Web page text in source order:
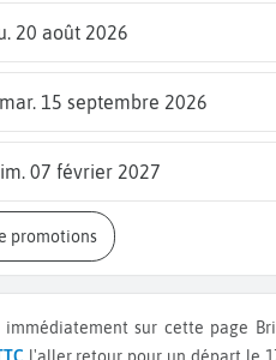
20 août 2026
mar. 15 septembre 2026
07 février 2027
promotions
sur cette page
l'aller retour pour un départ le